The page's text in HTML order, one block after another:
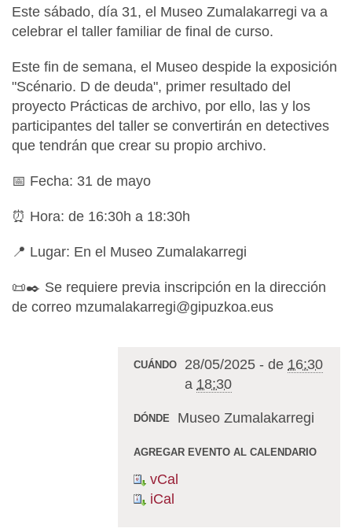
Este sábado, día 31, el Museo Zumalakarregi va a
celebrar el taller familiar de final de curso.
Este fin de semana, el Museo despide la exposición
"Scénario. D de deuda", primer resultado del
proyecto Prácticas de archivo, por ello, las y los
participantes del taller se convertirán en detectives
que tendrán que crear su propio archivo.
📅 Fecha: 31 de mayo
⏰ Hora: de 16:30h a 18:30h
📍 Lugar: En el Museo Zumalakarregi
📜✒️ Se requiere previa inscripción en la dirección
de correo mzumalakarregi@gipuzkoa.eus
CUÁNDO 28/05/2025 - de 16:30
a 18:30
DÓNDE Museo Zumalakarregi
AGREGAR EVENTO AL CALENDARIO
vCal
iCal